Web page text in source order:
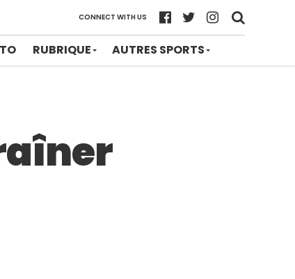
CONNECT WITH US
RUBRIQUE AUTRES SPORTS